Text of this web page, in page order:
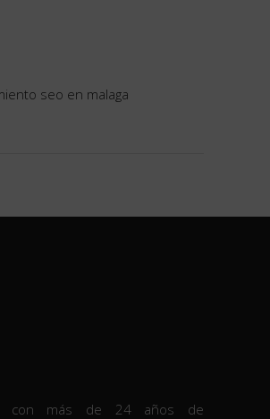
seo en malaga
con más de 24 años de